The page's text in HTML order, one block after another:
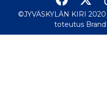
©JYVÄSKYLÄN KIRI 2020
toteutus Brand